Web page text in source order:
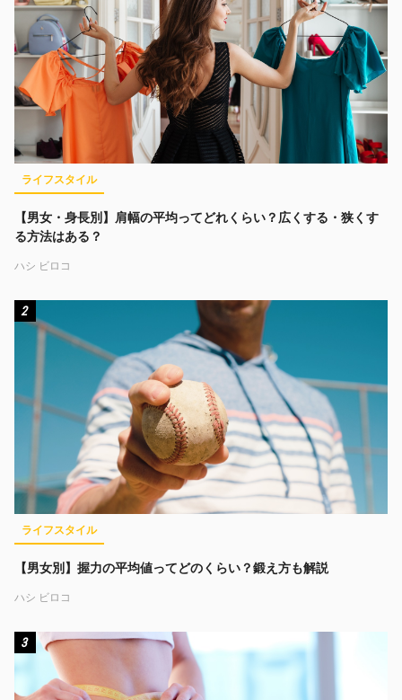
ライフスタイル
【男女・身長別】肩幅の平均ってどれくらい？広くする・狭くす
る方法はある？
ハシ ビロコ
2
ライフスタイル
【男女別】握力の平均値ってどのくらい？鍛え方も解説
ハシ ビロコ
3